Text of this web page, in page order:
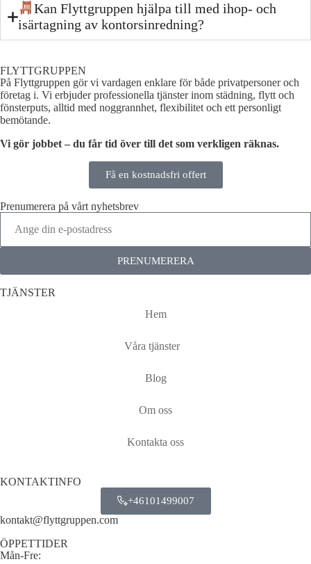
Kan Flyttgruppen hjälpa till med ihop- och
isärtagning av kontorsinredning?
FLYTTGRUPPEN
På Flyttgruppen gör vi vardagen enklare för både privatpersoner och
företag i. Vi erbjuder professionella tjänster inom städning, flytt och
fönsterputs, alltid med noggrannhet, flexibilitet och ett personligt
bemötande.
Vi gör jobbet – du får tid över till det som verkligen räknas.
Få en kostnadsfri offert
Prenumerera på vårt nyhetsbrev
PRENUMERERA
TJÄNSTER
Hem
Våra tjänster
Blog
Om oss
Kontakta oss
KONTAKTINFO
+46101499007
kontakt@flyttgruppen.com
ÖPPETTIDER
Mån-Fre: